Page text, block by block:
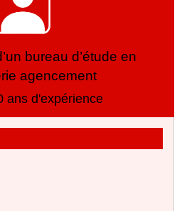
bureau d’étude en
agencement
ans d'expérience